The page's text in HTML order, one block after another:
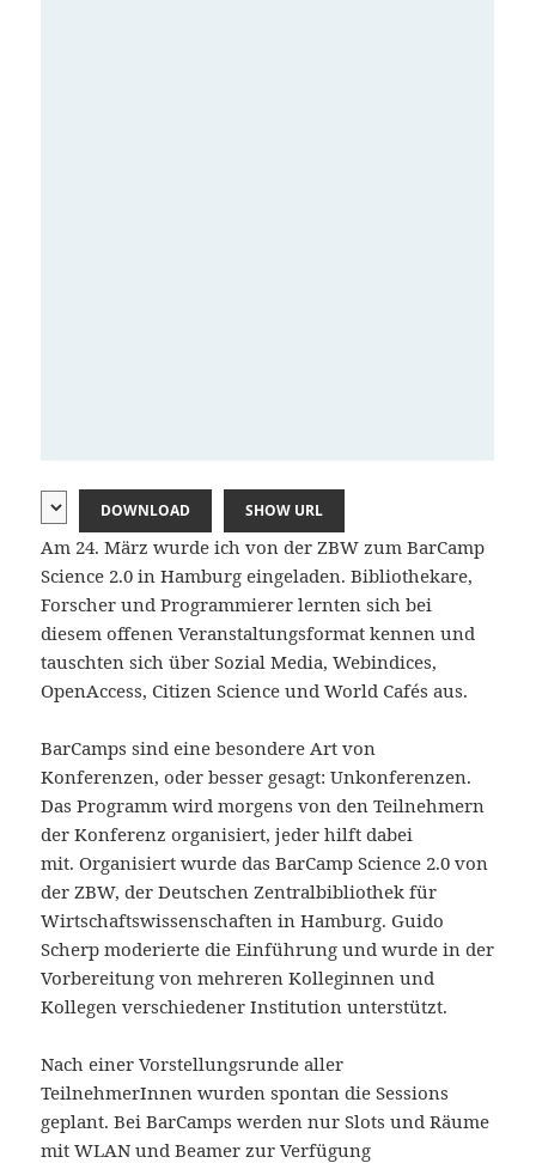
DOWNLOAD SHOW URL
Am 24. März wurde ich von der ZBW zum BarCamp
Science 2.0 in Hamburg eingeladen. Bibliothekare,
Forscher und Programmierer lernten sich bei
diesem offenen Veranstaltungsformat kennen und
tauschten sich über Sozial Media, Webindices,
OpenAccess, Citizen Science und World Cafés aus.
BarCamps sind eine besondere Art von
Konferenzen, oder besser gesagt: Unkonferenzen.
Das Programm wird morgens von den Teilnehmern
der Konferenz organisiert, jeder hilft dabei
mit. Organisiert wurde das BarCamp Science 2.0 von
der ZBW, der Deutschen Zentralbibliothek für
Wirtschaftswissenschaften in Hamburg. Guido
Scherp moderierte die Einführung und wurde in der
Vorbereitung von mehreren Kolleginnen und
Kollegen verschiedener Institution unterstützt.
Nach einer Vorstellungsrunde aller
TeilnehmerInnen wurden spontan die Sessions
geplant.Bei BarCamps werden nur Slots und Räume
mit WLAN und Beamer zur Verfügung